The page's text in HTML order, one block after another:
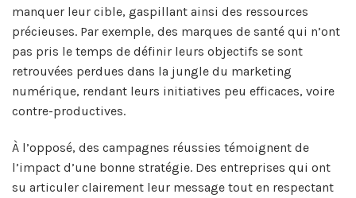
manquer leur cible, gaspillant ainsi des ressources
précieuses. Par exemple, des marques de santé qui n’ont
pas pris le temps de définir leurs objectifs se sont
retrouvées perdues dans la jungle du marketing
numérique, rendant leurs initiatives peu efficaces, voire
contre-productives.
À l’opposé, des campagnes réussies témoignent de
l’impact d’une bonne stratégie. Des entreprises qui ont
su articuler clairement leur message tout en respectant